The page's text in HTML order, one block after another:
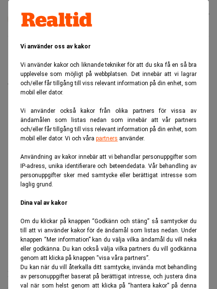
Vi använder oss av kakor
Vi använder kakor och liknande tekniker för att du ska få en så bra
upplevelse som möjligt på webbplatsen. Det innebär att vi lagrar
och/eller får tillgång till viss relevant information på din enhet, som
mobil eller dator.
Vi använder också kakor från olika partners för vissa av
ändamålen som listas nedan som innebär att vår partners
och/eller får tillgång till viss relevant information på din enhet, som
mobil eller dator. Vi och våra partners använder.
Användning av kakor innebär att vi behandlar personuppgifter som
IP-adress, unika identifierare och beteendedata. Vår behandling av
personuppgifter sker med samtycke eller berättigat intresse som
laglig grund.
Dina val av kakor
Om du klickar på knappen “Godkänn och stäng” så samtycker du
till att vi använder kakor för de ändamål som listas nedan. Under
knappen “Mer information” kan du välja vilka ändamål du vill neka
eller godkänna. Du kan också välja vilka partners du vill godkänna
genom att klicka på knappen “visa våra partners”.
Du kan när du vill återkalla ditt samtycke, invända mot behandling
av personuppgifter baserat på berättigat intresse, och justera dina
val när som helst genom att klicka på “hantera kakor” på denna
Colliander
18 juli 2026
kryssningsverksamheten drar in. Nu framgår siffrorna
ändå, via ett bolag i London.
Enligt en färsk årsredovisning i Storbritannien, ökade